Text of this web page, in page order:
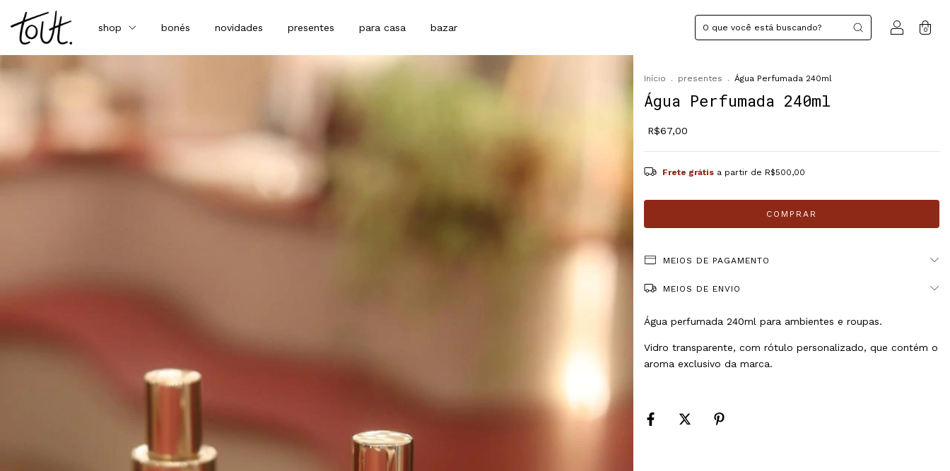
shop bonés novidades presentes para casa bazar 0
Início . presentes . Água Perfumada 240ml
Água Perfumada 240ml
R$67,00
Frete grátis a partir de R$500,00
MEIOS DE PAGAMENTO
MEIOS DE ENVIO
Água perfumada 240ml para ambientes e roupas.
Vidro transparente, com rótulo personalizado, que contém o
aroma exclusivo da marca.